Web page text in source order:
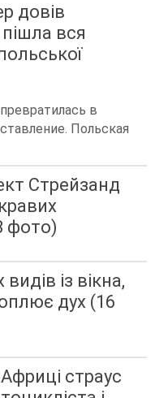
довів
пішла вся
в
Польская
Стрейзанд
фото)
із вікна,
дух (16
страус